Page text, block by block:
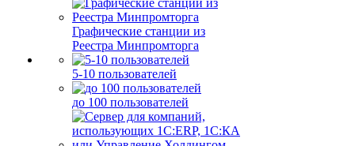
Графические станции из
Реестра Минпромторга
5-10 пользователей
до 100 пользователей